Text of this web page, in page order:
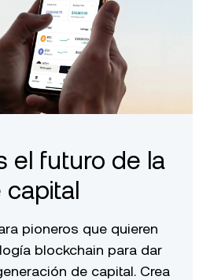
el futuro de la
capital
pioneros que quieren
blockchain para dar
de capital. Crea